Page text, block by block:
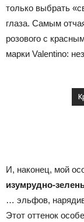
только выбрать
глаза. Самым
розового с
марки Valentino:
И, наконец, мой
изумрудно-
… эльфов,
Этот оттенок